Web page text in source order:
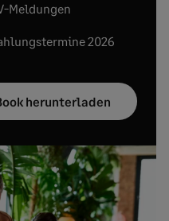
Meldungen
2026
herunterladen